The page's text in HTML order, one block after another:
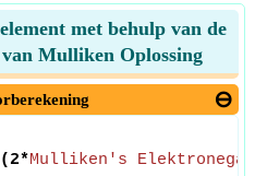
met behulp van de
Mulliken Oplossing
Mulliken's